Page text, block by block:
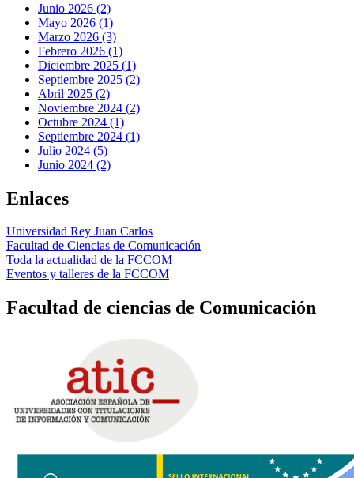
Junio 2026 (2)
Mayo 2026 (1)
Marzo 2026 (3)
Febrero 2026 (1)
Diciembre 2025 (1)
Septiembre 2025 (2)
Abril 2025 (2)
Noviembre 2024 (2)
Octubre 2024 (1)
Septiembre 2024 (1)
Julio 2024 (5)
Junio 2024 (2)
Enlaces
Universidad Rey Juan Carlos
Facultad de Ciencias de Comunicación
Toda la actualidad de la FCCOM
Eventos y talleres de la FCCOM
Facultad de ciencias de Comunicación